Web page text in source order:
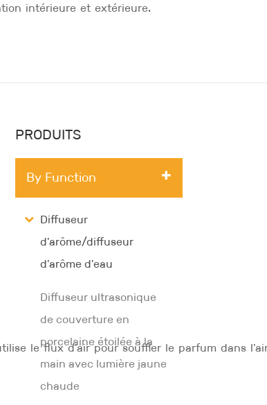
intérieure et extérieure.
le flux d'air pour souffler le parfum dans
PRODUITS
By Function
Diffuseur
d'arôme/diffuseur
d'arôme d'eau
Diffuseur ultrasonique
de couverture en
porcelaine étoilée à la
main avec lumière jaune
chaude